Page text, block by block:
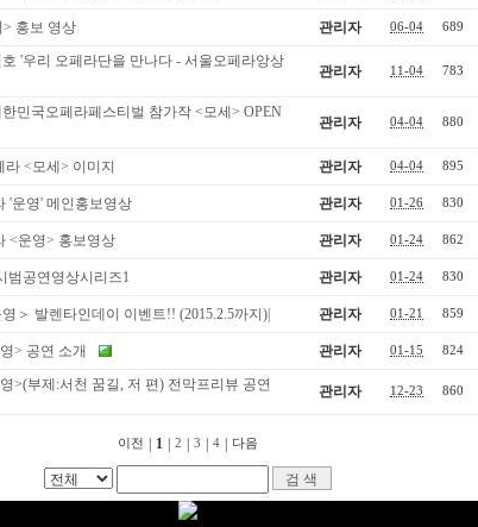
> 홍보 영상 관리자 06-04 689
호 '우리 오페라단을 만나다 - 서울오페라앙상
관리자 11-04 783
한민국오페라페스티벌 참가작 <모세> OPEN
관리자 04-04 880
<모세> 이미지 관리자 04-04 895
'운영' 메인홍보영상 관리자 01-26 830
<운영> 홍보영상 관리자 01-24 862
범공연영상시리즈1 관리자 01-24 830
＞ 발렌타인데이 이벤트!! (2015.2.5까지)| 관리자 01-21 859
> 공연 소개 관리자 01-15 824
>(부제:서천 꿈길, 저 편) 전막프리뷰 공연 관리자 12-23 860
이전 1 2 3 4 다음